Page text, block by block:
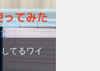
てるワイ